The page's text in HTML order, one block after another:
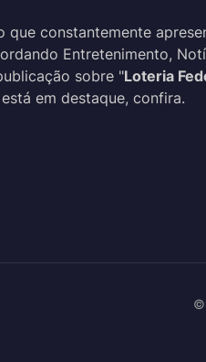
que constantemente
Entretenimento,
sobre "Loteria
em destaque, confira.
©